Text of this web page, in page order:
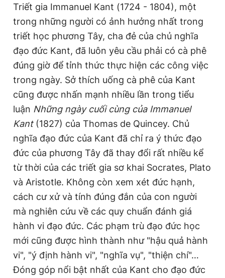
Triết gia Immanuel Kant (1724 - 1804), một
trong những người có ảnh hưởng nhất trong
triết học phương Tây, cha đẻ của chủ nghĩa
đạo đức Kant, đã luôn yêu cầu phải có cà phê
đúng giờ để tỉnh thức thực hiện các công việc
trong ngày. Sở thích uống cà phê của Kant
cũng được nhấn mạnh nhiều lần trong tiểu
luận Những ngày cuối cùng của Immanuel
Kant(1827) của Thomas de Quincey. Chủ
nghĩa đạo đức của Kant đã chỉ ra ý thức đạo
đức của phương Tây đã thay đổi rất nhiều kể
từ thời của các triết gia sơ khai Socrates, Plato
và Aristotle. Không còn xem xét đức hạnh,
cách cư xử và tính đúng đắn của con người
mà nghiên cứu về các quy chuẩn đánh giá
hành vi đạo đức. Các phạm trù đạo đức học
mới cũng được hình thành như "hậu quả hành
vi", "ý định hành vi", "nghĩa vụ", "thiện chí"…
Đóng góp nổi bật nhất của Kant cho đạo đức